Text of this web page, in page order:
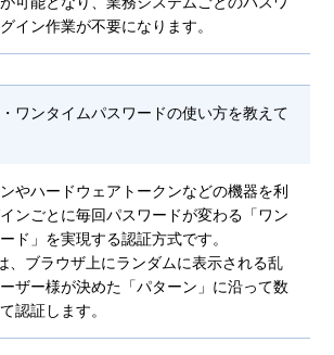
イン作業が不要になります。
ワンタイムパスワードの使い方を教えて
やハードウェアトークンなどの機器を利
ンごとに毎回パスワードが変わる「ワン
ド」を実現する認証方式です。
、ブラウザ上にランダムに表示される乱
ザー様が決めた「パターン」に沿って数
認証します。